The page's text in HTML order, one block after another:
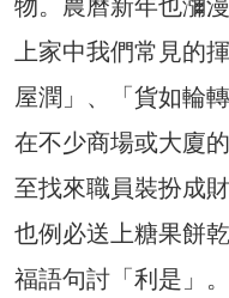
物。農曆新年也瀰
上家中我們常見的
屋潤」、「貨如輪
在不少商場或大廈
至找來職員裝扮成
也例必送上糖果餅
福語句討「利是」